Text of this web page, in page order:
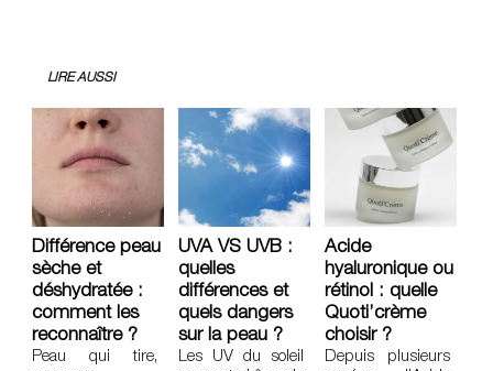
LIRE AUSSI
Différence peau
sèche et
déshydratée :
comment les
reconnaître ?
Peau qui tire,
UVA VS UVB :
quelles
différences et
quels dangers
sur la peau ?
Les UV du soleil
Acide
hyaluronique ou
rétinol : quelle
Quoti’crème
choisir ?
Depuis plusieurs